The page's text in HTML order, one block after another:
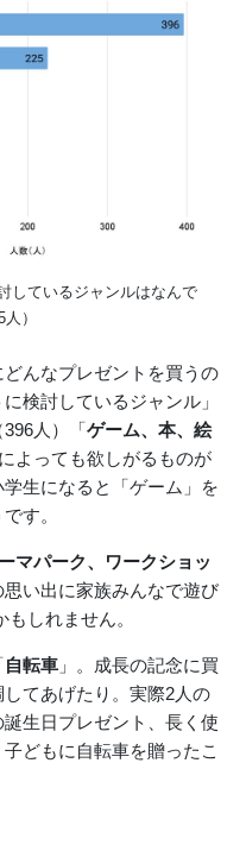
しているジャンルはなんで
）
んなプレゼントを買うの
検討しているジャンル」
396人）「ゲーム、本、絵
よっても欲しがるものが
生になると「ゲーム」を
す。
マパーク、ワークショッ
い出に家族みんなで遊び
しれません。
自転車 」。成長の記念に買
てあげたり。実際2人の
生日プレゼント、長く使
どもに自転車を贈ったこ